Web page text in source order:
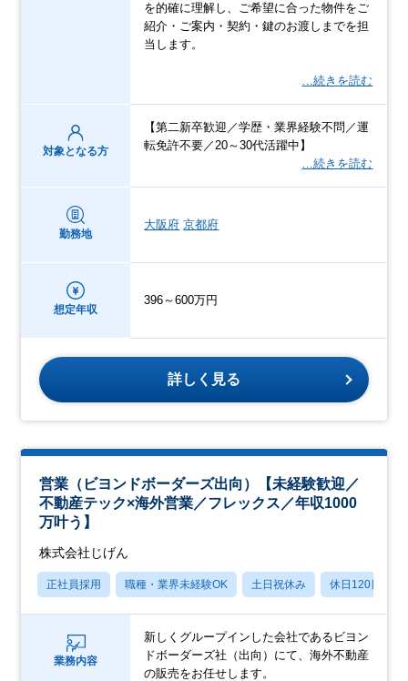
を的確に理解し、ご希望に合った物件をご
紹介・ご案内・契約・鍵のお渡しまでを担
当します。
…続きを読む
対象となる方
【第二新卒歓迎／学歴・業界経験不問／運
転免許不要／20～30代活躍中】
…続きを読む
勤務地
大阪府 京都府
想定年収
396～600万円
詳しく見る
営業（ビヨンドボーダーズ出向）【未経験歓迎／
不動産テック×海外営業／フレックス／年収1000
万叶う】
株式会社じげん
正社員採用 職種・業界未経験OK 土日祝休み 休日120日以上
業務内容
新しくグループインした会社であるビヨン
ドボーダーズ社（出向）にて、海外不動産
の販売をお任せします。